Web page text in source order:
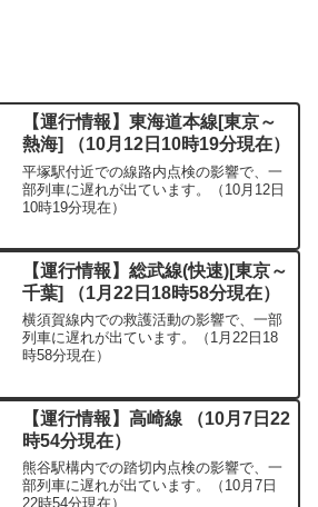
【運行情報】東海道本線[東京～
熱海] （10月12日10時19分現在）
平塚駅付近での線路内点検の影響で、一
部列車に遅れが出ています。（10月12日
10時19分現在）
【運行情報】総武線(快速)[東京～
千葉] （1月22日18時58分現在）
横須賀線内での救護活動の影響で、一部
列車に遅れが出ています。（1月22日18
時58分現在）
【運行情報】高崎線 （10月7日22
時54分現在）
熊谷駅構内での踏切内点検の影響で、一
部列車に遅れが出ています。（10月7日
22時54分現在）